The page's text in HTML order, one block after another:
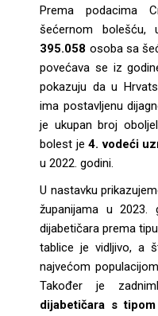
Prema podacima
šećernom
395.058 osoba sa
povećava se iz
pokazuju da u
ima postavljenu
je ukupan broj
bolest je4. vodeći
u 2022. godini.
U nastavku
županijama u 2023.
dijabetičara prema
tablice je vidljivo, a
najvećom
Također je
dijabetičara s